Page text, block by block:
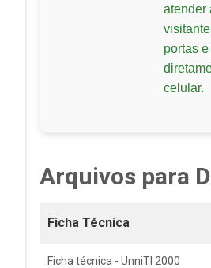
atender
portas
celular.
Arquivos para
Ficha Técnica
Ficha técnica - UnniTI 2000